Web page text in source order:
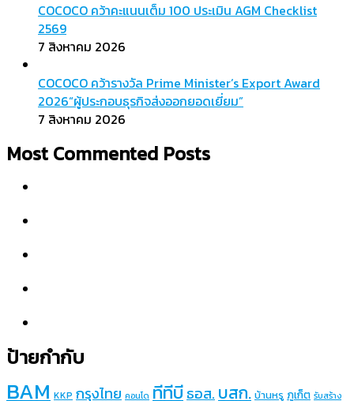
COCOCO คว้าคะแนนเต็ม 100 ประเมิน AGM Checklist
2569
7 สิงหาคม 2026
COCOCO คว้ารางวัล Prime Minister’s Export Award
2026“ผู้ประกอบธุรกิจส่งออกยอดเยี่ยม”
7 สิงหาคม 2026
Most Commented Posts
ป้ายกำกับ
BAM KKP กรุงไทย คอนโด ทีทีบีธอส. บสก. บ้านหรู ภูเก็ต รับสร้าง